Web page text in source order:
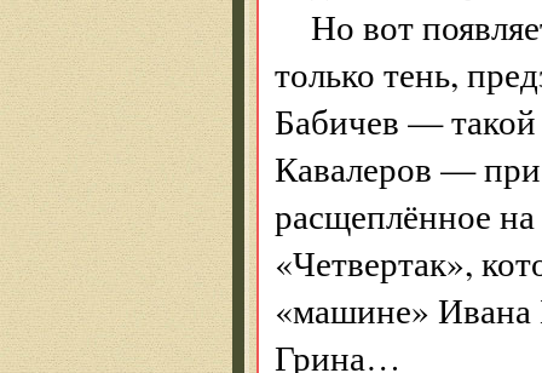
Но вот
только тень,
Бабичев — такой
Кавалеров —
расщеплённое
«Четвертак»,
«машине» Ивана
Грина…